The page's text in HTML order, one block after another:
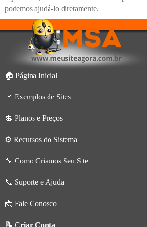
podemos ajudá-lo diretamente.
🏠 Página Inicial
📌 Exemplos de Sites
💲 Planos e Preços
⚙️ Recursos do Sistema
🔧 Como Criamos Seu Site
📞 Suporte e Ajuda
📩 Fale Conosco
📝 Criar Conta